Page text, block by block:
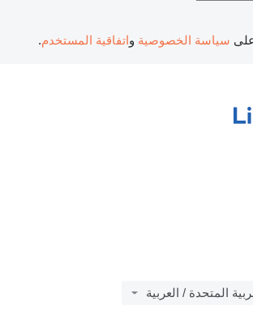
سياسة الخصوصية واتفاقية المستخدم.
المتحدة / العربية